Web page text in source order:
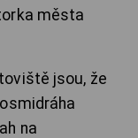
města
jsou, že
na